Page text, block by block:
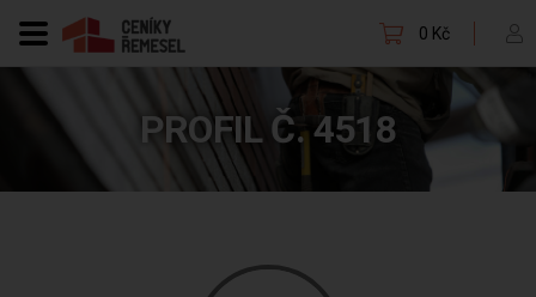
0 Kč
PROFIL Č. 4518